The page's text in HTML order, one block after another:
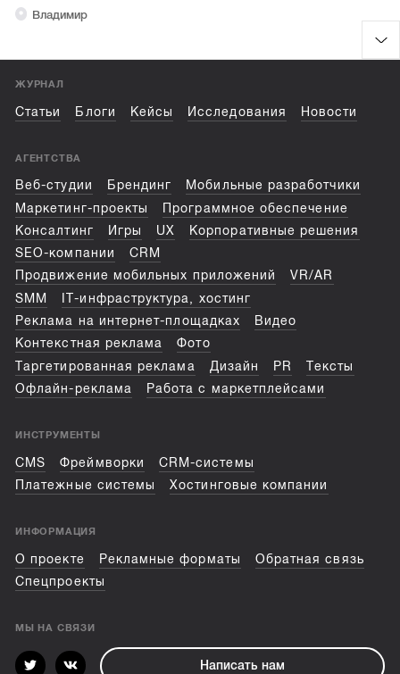
Владимир
ЖУРНАЛ
Статьи Блоги Кейсы Исследования Новости
АГЕНТСТВА
Веб-студии Брендинг
Мобильные разработчики
Маркетинг-проекты
Программное обеспечение
Консалтинг
Игры UX
Корпоративные решения
SEO-компании
CRM
Продвижение мобильных приложений
VR/AR
SMM
IT-инфраструктура, хостинг
Реклама на интернет-площадках
Видео
Контекстная реклама
Фото
Таргетированная реклама
Дизайн PR
Тексты
Офлайн-реклама
Работа с маркетплейсами
ИНСТРУМЕНТЫ
CMS Фреймворки
CRM-системы
Платежные системы
Хостинговые компании
ИНФОРМАЦИЯ
О проекте Рекламные форматы
Обратная связь
Спецпроекты
МЫ НА СВЯЗИ
Написать нам